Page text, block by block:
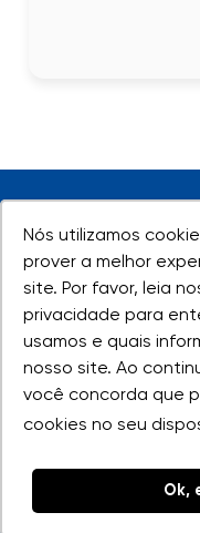
Nós utilizamos
prover a melhor
site. Por favor, leia
privacidade para
usamos e quais
nosso site. Ao
você concorda que
cookies no seu
Ok,
Nós utilizamos
prover a melhor
site. Por favor, leia
privacidade para
usamos e quais
nosso site. Ao
você concorda que
cookies no seu
Ok,
UNIVAP -
AV. SHISHIMA HIFUMI, 2911 -